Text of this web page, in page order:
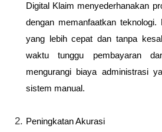
Digital Klaim menyederhanakan
dengan memanfaatkan
yang lebih cepat dan tanpa
waktu tunggu pembayaran
mengurangi biaya administrasi
sistem manual.
Peningkatan Akurasi